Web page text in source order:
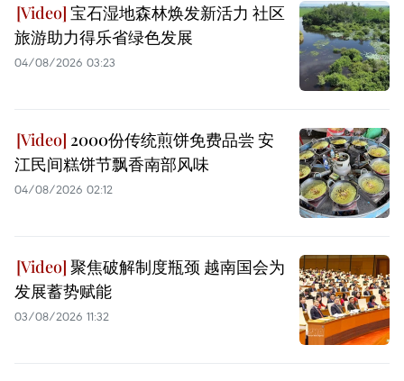
宝石湿地森林焕发新活力 社区
旅游助力得乐省绿色发展
04/08/2026 03:23
2000份传统煎饼免费品尝 安
江民间糕饼节飘香南部风味
04/08/2026 02:12
聚焦破解制度瓶颈 越南国会为
发展蓄势赋能
03/08/2026 11:32